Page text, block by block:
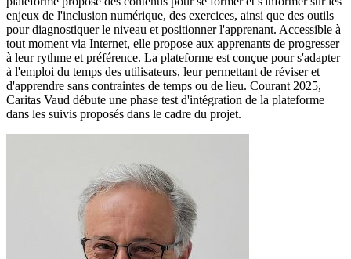
enjeux de l'inclusion numérique, des exercices, ainsi que des outils
pour diagnostiquer le niveau et positionner l'apprenant. Accessible à
tout moment via Internet, elle propose aux apprenants de progresser
à leur rythme et préférence. La plateforme est conçue pour s'adapter
à l'emploi du temps des utilisateurs, leur permettant de réviser et
d'apprendre sans contraintes de temps ou de lieu. Courant 2025,
Caritas Vaud débute une phase test d'intégration de la plateforme
dans les suivis proposés dans le cadre du projet.